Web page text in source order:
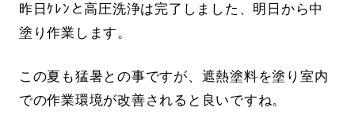
昨日ｹﾚﾝと高圧洗浄は完了しました、明日から中
塗り作業します。
この夏も猛暑との事ですが、遮熱塗料を塗り室内
での作業環境が改善されると良いですね。